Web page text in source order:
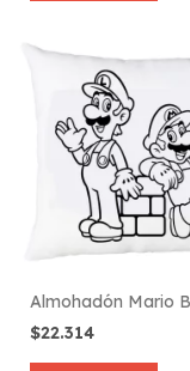
Almohadón Mario
$22.314